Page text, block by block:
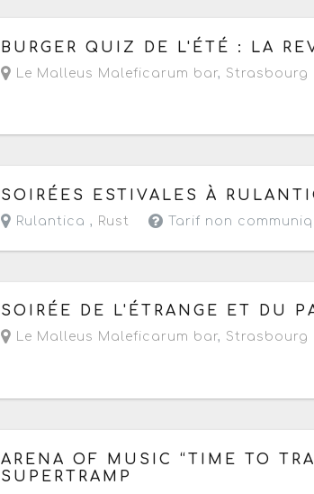
Demain, le vendredi 7 août 2026 à partir
BURGER QUIZ DE L'ÉTÉ : LA
Le Malleus Maleficarum bar, Strasbourg
Du vendredi 7 au samedi 15 août 2026
SOIRÉES ESTIVALES À
Rulantica , Rust Tarif non
Le samedi 8 août 2026 à partir de 20h
SOIRÉE DE L'ÉTRANGE ET DU
Le Malleus Maleficarum bar, Strasbourg
Le dimanche 9 août 2026 de 09h à 22h
ARENA OF MUSIC “TIME TO
SUPERTRAMP